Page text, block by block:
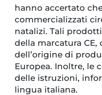
hanno accertato
commercializzati
natalizi. Tali
della marcatura CE,
dell’origine di
Europea. Inoltre, le
delle istruzioni,
lingua italiana.